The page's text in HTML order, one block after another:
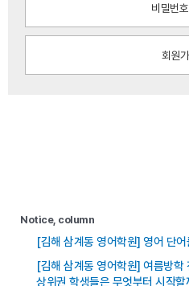
비밀번
회원
Notice, column
[김해 삼계동 영어학원] 영어 단
[김해 삼계동 영어학원] 여름방학
상위권 학생들은 무엇부터 시작할